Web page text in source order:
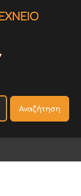
Αναζήτηση